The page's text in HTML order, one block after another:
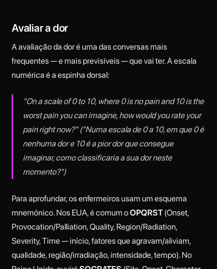
Avaliar a dor
A avaliação da dor é uma das conversas mais
frequentes — e mais previsíveis — que vai ter. A escala
numérica é a espinha dorsal:
"On a scale of 0 to 10, where 0 is no pain and 10 is the
worst pain you can imagine, how would you rate your
pain right now?" ("Numa escala de 0 a 10, em que 0 é
nenhuma dor e 10 é a pior dor que consegue
imaginar, como classificaria a sua dor neste
momento?")
Para aprofundar, os enfermeiros usam um esquema
mnemónico. Nos EUA, é comum oOPQRST (Onset,
Provocation/Palliation, Quality, Region/Radiation,
Severity, Time — início, fatores que agravam/aliviam,
qualidade, região/irradiação, intensidade, tempo). No